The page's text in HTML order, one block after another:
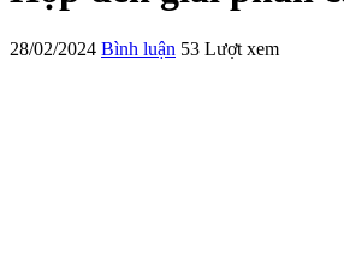
28/02/2024 Bình luận 53 Lượt xem